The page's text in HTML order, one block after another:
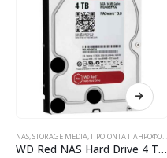
NAS,STORAGE MEDIA, ΠΡΟΪΌΝΤΑ ΠΛΗΡΟΦΟΡΙΚΉΣ - ΚΙΝΗΤΉΣ ΤΗΛΕΦΩΝΊΑΣ - ΗΛΕΚΤΡΟΝΙΚΆ
WD Red NAS Hard Drive 4 TB intern 3.5 Festplatte WD40EFRX